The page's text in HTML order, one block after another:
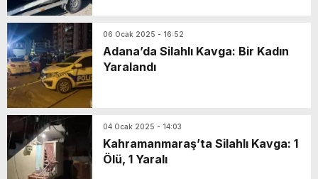
06 Ocak 2025 - 16:52
Adana’da Silahlı Kavga: Bir Kadın
Yaralandı
04 Ocak 2025 - 14:03
Kahramanmaraş’ta Silahlı Kavga: 1
Ölü, 1 Yaralı